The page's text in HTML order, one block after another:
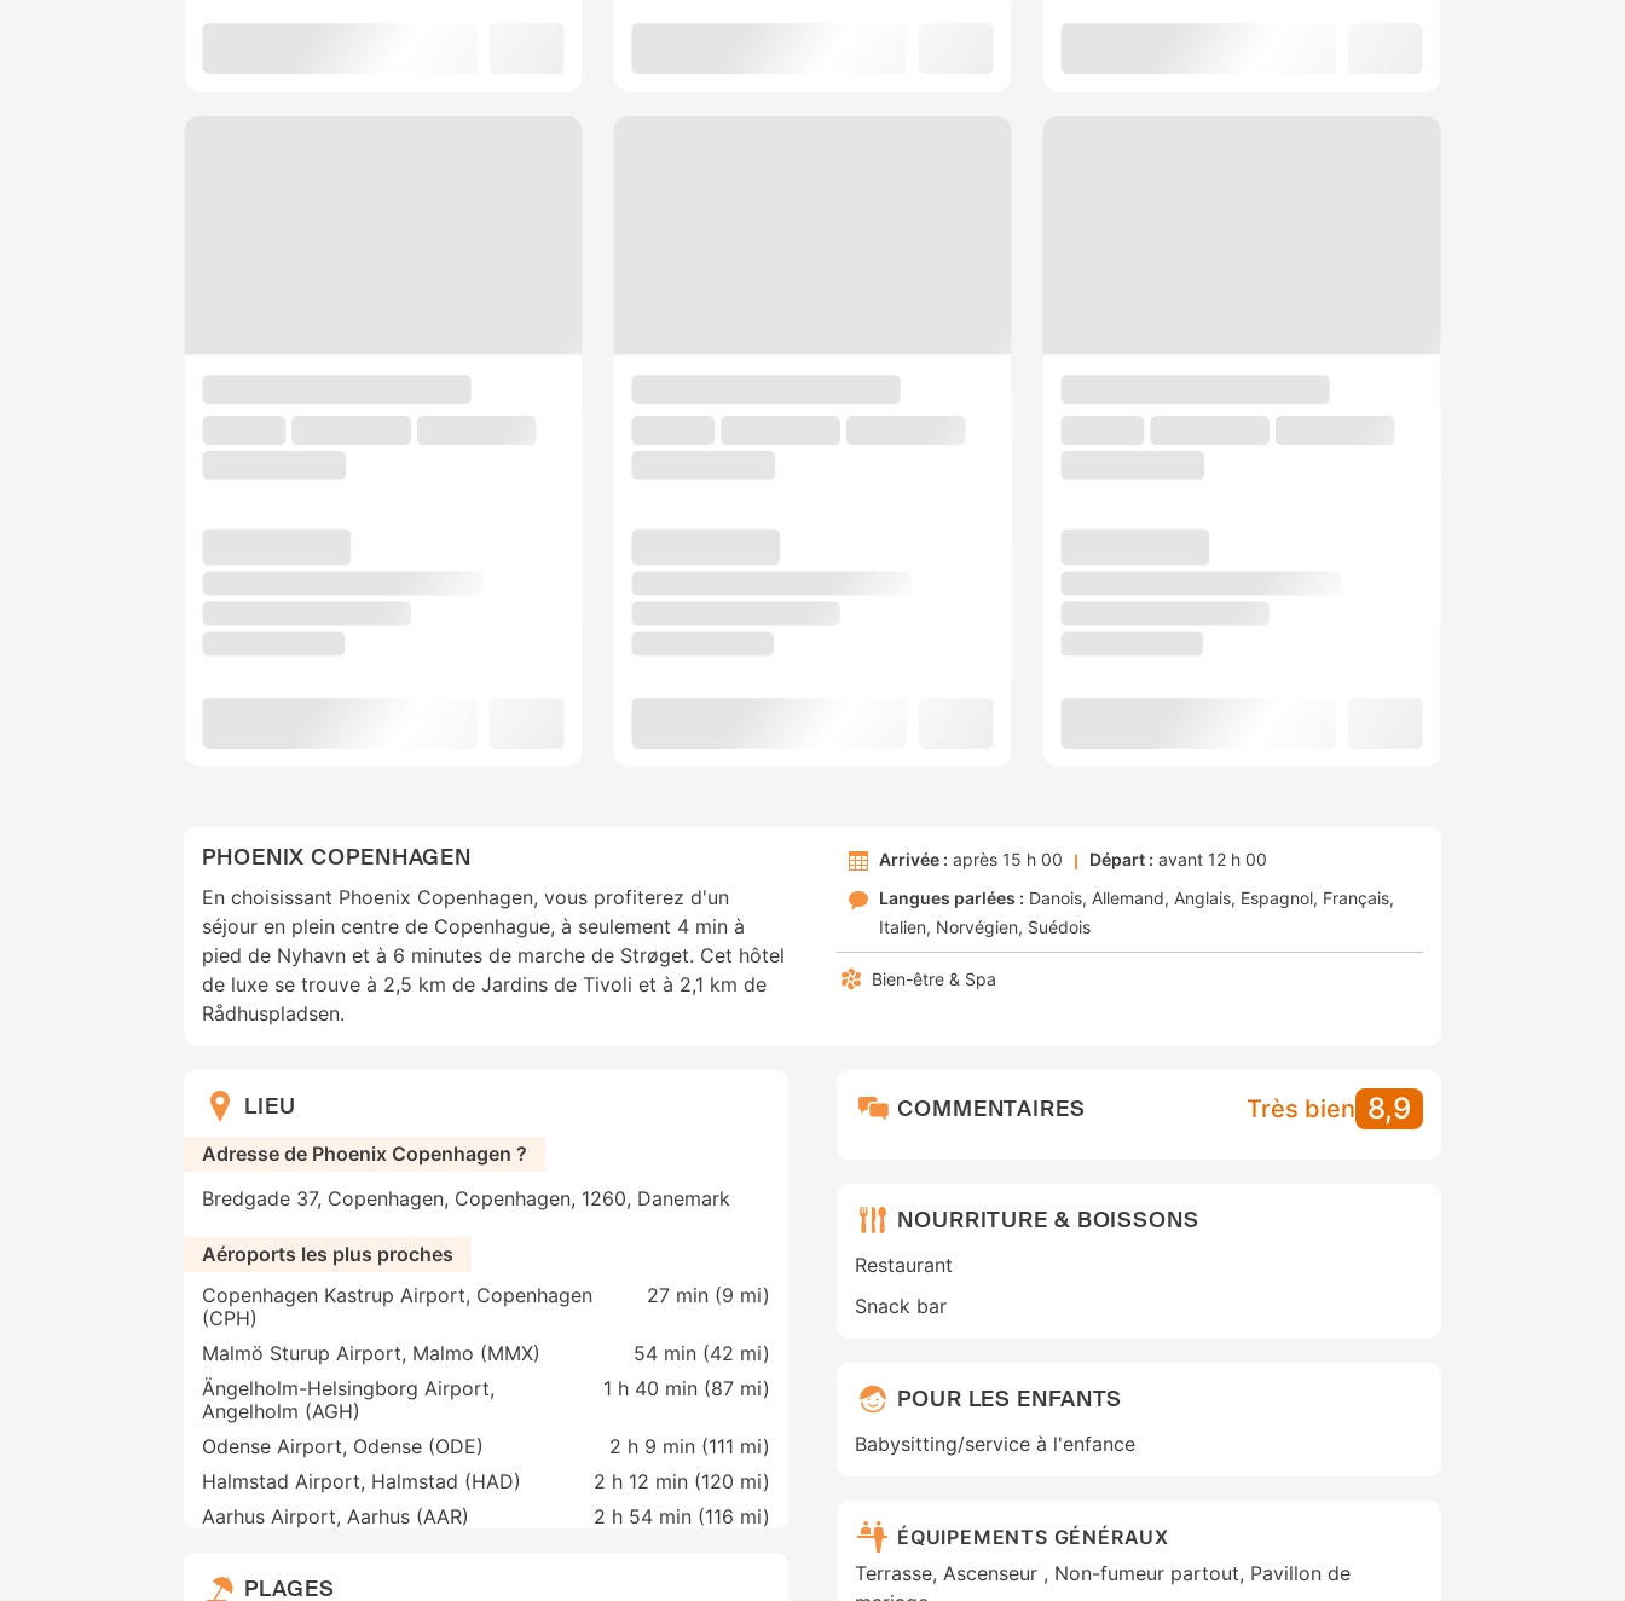
PHOENIX COPENHAGEN
En choisissant Phoenix Copenhagen, vous profiterez d'un
séjour en plein centre de Copenhague, à seulement 4 min à
pied de Nyhavn et à 6 minutes de marche de Strøget. Cet hôtel
de luxe se trouve à 2,5 km de Jardins de Tivoli et à 2,1 km de
Rådhuspladsen.
Arrivée : après 15 h 00 Départ : avant 12 h 00
Langues parlées : Danois Allemand Anglais Espagnol Français
Italien Norvégien Suédois
Bien-être & Spa
LIEU
Adresse de Phoenix Copenhagen ?
Bredgade 37, Copenhagen, Copenhagen, 1260, Danemark
Aéroports les plus proches
Copenhagen Kastrup Airport, Copenhagen
(CPH)
27 min (9 mi)
Malmö Sturup Airport, Malmo (MMX) 54 min (42 mi)
Ängelholm-Helsingborg Airport,
Angelholm (AGH)
1 h 40 min (87 mi)
Odense Airport, Odense (ODE) 2 h 9 min (111 mi)
Halmstad Airport, Halmstad (HAD)
2 h 12 min (120 mi)
Aarhus Airport, Aarhus (AAR)
2 h 54 min (116 mi)
PLAGES
COMMENTAIRES Très bien 8,9
NOURRITURE & BOISSONS
Restaurant
Snack bar
POUR LES ENFANTS
Babysitting/service à l'enfance
ÉQUIPEMENTS GÉNÉRAUX
Terrasse, Ascenseur , Non-fumeur partout, Pavillon de